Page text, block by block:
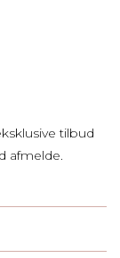
tilbud
afmelde.